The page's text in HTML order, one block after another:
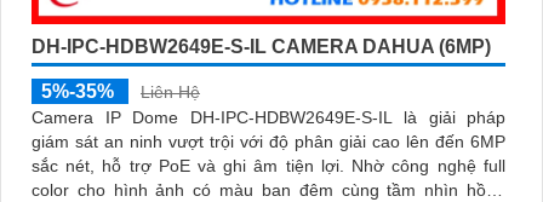
DH-IPC-HDBW2649E-S-IL CAMERA DAHUA (6MP)
5%-35%
Liên Hệ
Camera IP Dome DH-IPC-HDBW2649E-S-IL là giải pháp
giám sát an ninh vượt trội với độ phân giải cao lên đến 6MP
sắc nét, hỗ trợ PoE và ghi âm tiện lợi. Nhờ công nghệ full
color cho hình ảnh có màu ban đêm cùng tầm nhìn hồng